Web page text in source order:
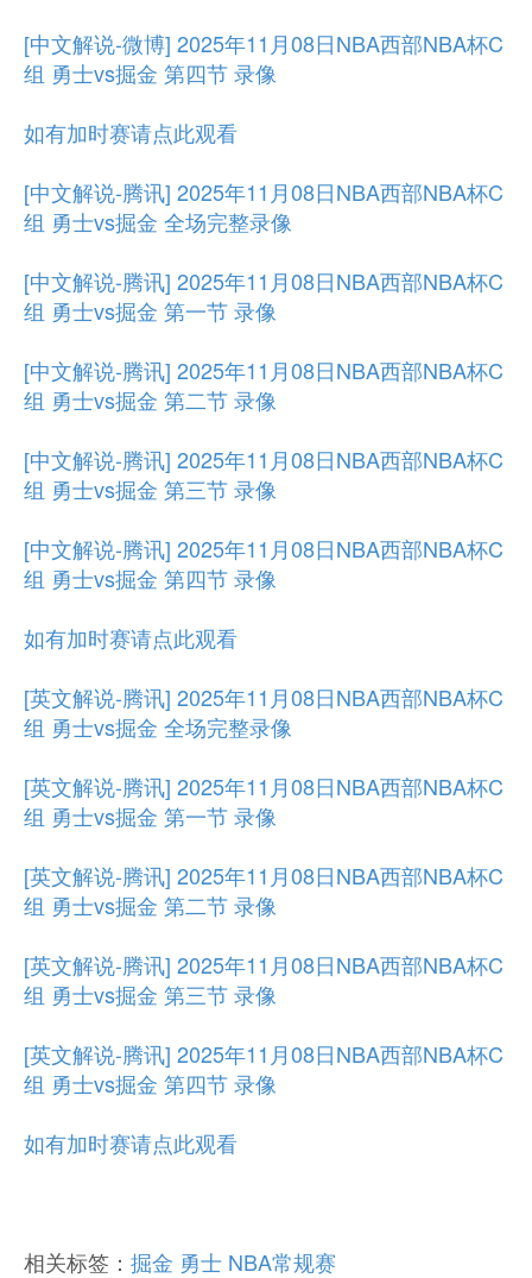
[中文解说-微博] 2025年11月08日NBA西部NBA杯C
组 勇士vs掘金 第四节 录像
如有加时赛请点此观看
[中文解说-腾讯] 2025年11月08日NBA西部NBA杯C
组 勇士vs掘金 全场完整录像
[中文解说-腾讯] 2025年11月08日NBA西部NBA杯C
组 勇士vs掘金 第一节 录像
[中文解说-腾讯] 2025年11月08日NBA西部NBA杯C
组 勇士vs掘金 第二节 录像
[中文解说-腾讯] 2025年11月08日NBA西部NBA杯C
组 勇士vs掘金 第三节 录像
[中文解说-腾讯] 2025年11月08日NBA西部NBA杯C
组 勇士vs掘金 第四节 录像
如有加时赛请点此观看
[英文解说-腾讯] 2025年11月08日NBA西部NBA杯C
组 勇士vs掘金 全场完整录像
[英文解说-腾讯] 2025年11月08日NBA西部NBA杯C
组 勇士vs掘金 第一节 录像
[英文解说-腾讯] 2025年11月08日NBA西部NBA杯C
组 勇士vs掘金 第二节 录像
[英文解说-腾讯] 2025年11月08日NBA西部NBA杯C
组 勇士vs掘金 第三节 录像
[英文解说-腾讯] 2025年11月08日NBA西部NBA杯C
组 勇士vs掘金 第四节 录像
如有加时赛请点此观看
相关标签： 掘金 勇士 NBA常规赛